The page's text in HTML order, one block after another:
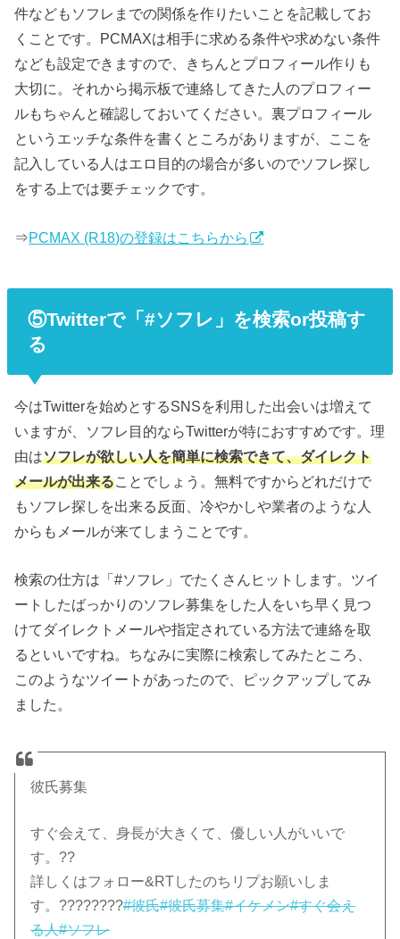
件などもソフレまでの関係を作りたいことを記載してお
くことです。PCMAXは相手に求める条件や求めない条件
なども設定できますので、きちんとプロフィール作りも
大切に。それから掲示板で連絡してきた人のプロフィー
ルもちゃんと確認しておいてください。裏プロフィール
というエッチな条件を書くところがありますが、ここを
記入している人はエロ目的の場合が多いのでソフレ探し
をする上では要チェックです。
⇒PCMAX (R18)の登録はこちらから
⑤Twitterで「#ソフレ」を検索or投稿す
る
今はTwitterを始めとするSNSを利用した出会いは増えて
いますが、ソフレ目的ならTwitterが特におすすめです。理
由はソフレが欲しい人を簡単に検索できて、ダイレクト
メールが出来ることでしょう。無料ですからどれだけで
もソフレ探しを出来る反面、冷やかしや業者のような人
からもメールが来てしまうことです。
検索の仕方は「#ソフレ」でたくさんヒットします。ツイ
ートしたばっかりのソフレ募集をした人をいち早く見つ
けてダイレクトメールや指定されている方法で連絡を取
るといいですね。ちなみに実際に検索してみたところ、
このようなツイートがあったので、ピックアップしてみ
ました。
彼氏募集
すぐ会えて、身長が大きくて、優しい人がいいで
す。??
詳しくはフォロー&RTしたのちリプお願いしま
す。????????#彼氏#彼氏募集#イケメン#すぐ会え
る人#ソフレ